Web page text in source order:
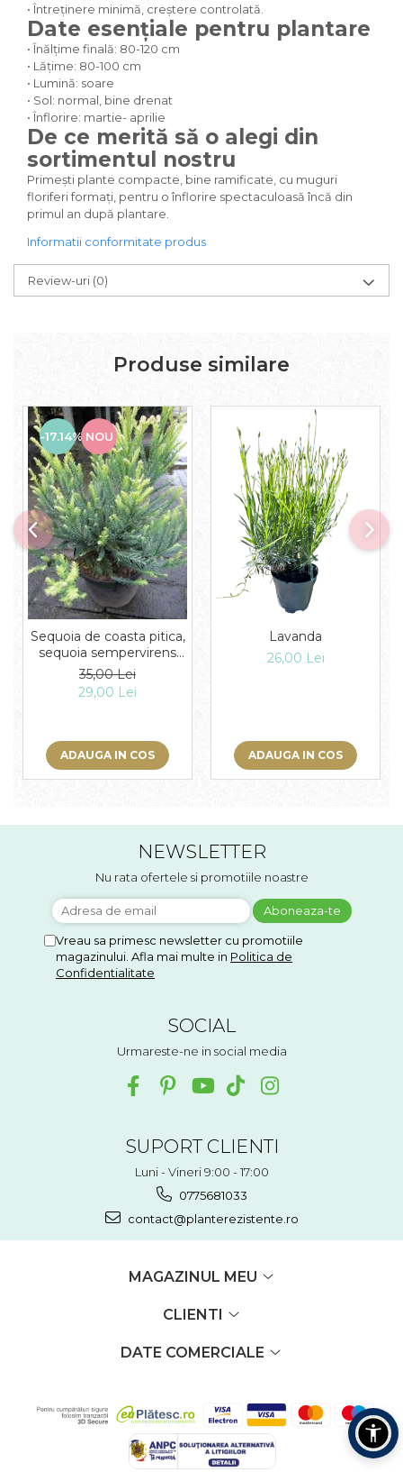
• Întreținere minimă, creștere controlată.
Date esențiale pentru plantare
• Înălțime finală: 80-120 cm
• Lățime: 80-100 cm
• Lumină: soare
• Sol: normal, bine drenat
• Înflorire: martie- aprilie
De ce merită să o alegi din
sortimentul nostru
Primești plante compacte, bine ramificate, cu muguri
floriferi formați, pentru o înflorire spectaculoasă încă din
primul an după plantare.
Informatii conformitate produs
Review-uri (0)
Produse similare
-17.14% NOU
Sequoia de coasta pitica,
sequoia sempervirens
adpressa
35,00 Lei
29,00 Lei
ADAUGA IN COS
Lavanda
26,00 Lei
ADAUGA IN COS
NEWSLETTER
Nu rata ofertele si promotiile noastre
Vreau sa primesc newsletter cu promotiile
magazinului. Afla mai multe in Politica de
Confidentialitate
SOCIAL
Urmareste-ne in social media
SUPORT CLIENTI
Luni - Vineri 9:00 - 17:00
0775681033
contact@planterezistente.ro
MAGAZINUL MEU
CLIENTI
DATE COMERCIALE